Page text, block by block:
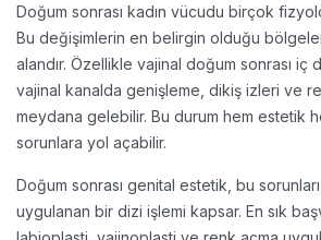
Doğum sonrası kadın vücudu birçok
Bu değişimlerin en belirgin olduğu
alandır. Özellikle vajinal doğum sonrası iç
vajinal kanalda genişleme, dikiş izleri ve
meydana gelebilir. Bu durum hem estetik
sorunlara yol açabilir.
Doğum sonrası genital estetik, bu
uygulanan bir dizi işlemi kapsar. En sık